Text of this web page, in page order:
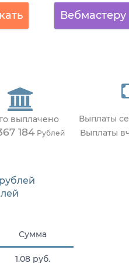
Вебмастеру
выплачено
184Рублей
Выплаты
Выплаты
Сумма
1.08 руб.